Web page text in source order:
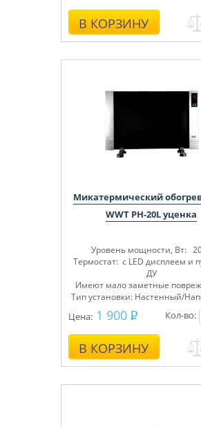
В КОРЗИНУ
Микатермический
WWT PH-20L уценка
Уровень мощности, Вт:
Термостат: с LED дисплеем и
ДУ
Имеют мало заметные
Тип установки: Настенный/
Цена: 1 900
В КОРЗИНУ
Кол-во: